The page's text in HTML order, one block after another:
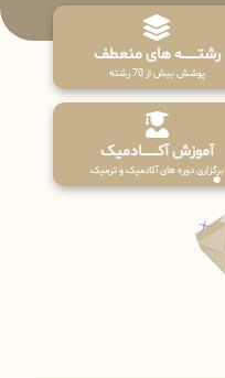
رشتـــــــه های منعطف
پوشش بیش از 70 رشته
آموزش آکـــــــادمیک
برگزاری دوره های آکادمیک و ترمیک